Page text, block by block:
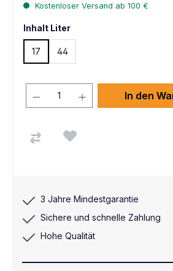
Kostenloser Versand ab 100 €
Inhalt Liter
17 44
In den
3 Jahre Mindestgarantie
Sichere und schnelle Zahlung
Hohe Qualität